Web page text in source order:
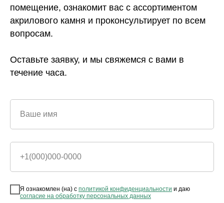
помещение, ознакомит вас с ассортиментом
акрилового камня и проконсультирует по всем
вопросам.
Оставьте заявку, и мы свяжемся с вами в
течение часа.
Ваше имя
+1(000)000-0000
Я ознакомлен (на) с политикой конфиденциальности и даю
согласие на обработку персональных данных